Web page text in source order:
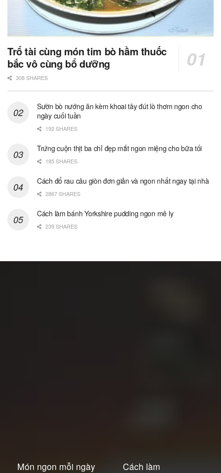
Trổ tài cùng món tim bò hầm thuốc
bắc vô cùng bổ dưỡng
308 SHARES
Sườn bò nướng ăn kèm khoai tây đút lò thơm ngon cho
ngày cuối tuần
192 SHARES
Trứng cuộn thịt ba chỉ đẹp mắt ngon miệng cho bữa tối
185 SHARES
Cách đổ rau câu giòn đơn giản và ngon nhất ngay tại nhà
2867 SHARES
Cách làm bánh Yorkshire pudding ngon mê ly
239 SHARES
Món ngon mỗi ngày Cách làm